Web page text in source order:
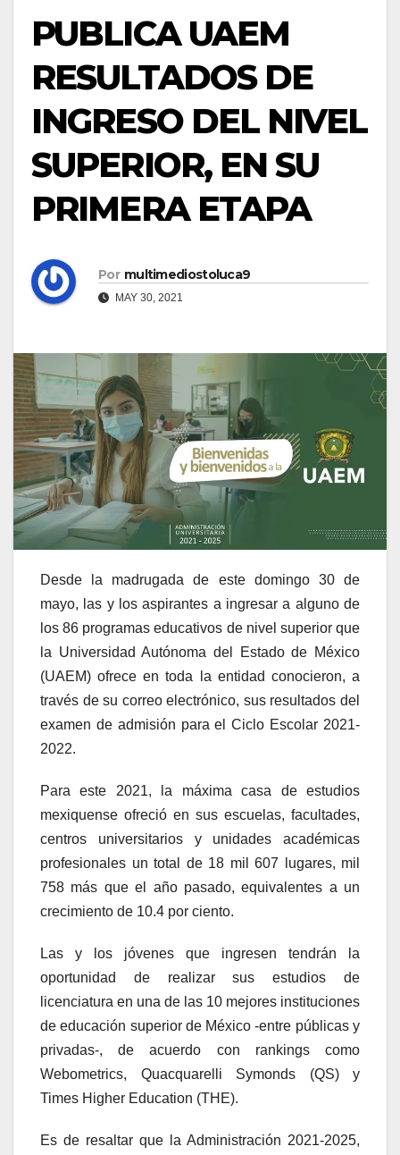
PUBLICA UAEM
RESULTADOS DE
INGRESO DEL NIVEL
SUPERIOR, EN SU
PRIMERA ETAPA
Por multimediostoluca9
MAY 30, 2021
Desde la madrugada de este domingo 30 de
mayo, las y los aspirantes a ingresar a alguno de
los 86 programas educativos de nivel superior que
la Universidad Autónoma del Estado de México
(UAEM) ofrece en toda la entidad conocieron, a
través de su correo electrónico, sus resultados del
examen de admisión para el Ciclo Escolar 2021-
2022.
Para este 2021, la máxima casa de estudios
mexiquense ofreció en sus escuelas, facultades,
centros universitarios y unidades académicas
profesionales un total de 18 mil 607 lugares, mil
758 más que el año pasado, equivalentes a un
crecimiento de 10.4 por ciento.
Las y los jóvenes que ingresen tendrán la
oportunidad de realizar sus estudios de
licenciatura en una de las 10 mejores instituciones
de educación superior de México -entre públicas y
privadas-, de acuerdo con rankings como
Webometrics, Quacquarelli Symonds (QS) y
Times Higher Education (THE).
Es de resaltar que la Administración 2021-2025,